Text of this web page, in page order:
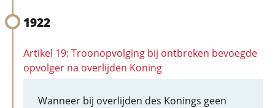
1922
Artikel 19: Troonopvolging bij ontbreken bevoegde
opvolger na overlijden Koning
Wanneer bij overlijden des Konings geen